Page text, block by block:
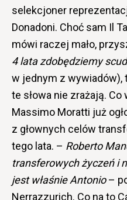
selekcjoner
Donadoni. Choć sam Il
mówi raczej mało,
4 lata zdobędziemy
w jednym z wywiadów),
te słowa nie zrażają.
Massimo Moratti już
z głownych celów
tego lata. – Roberto
transferowych życzeń i
jest właśnie Antonio–
Nerrazzurich. Co na to